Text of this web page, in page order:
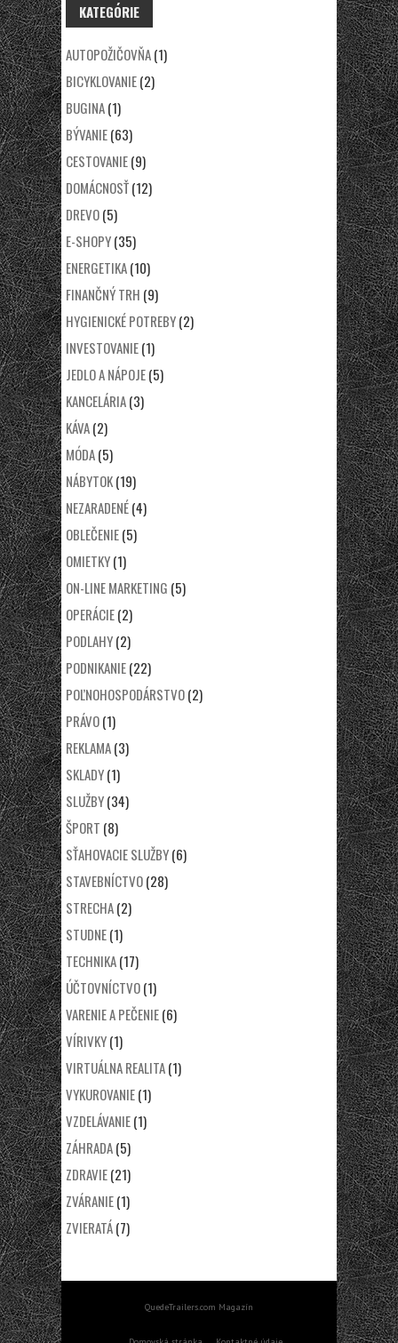
KATEGÓRIE
AUTOPOŽIČOVŇA(1)
BICYKLOVANIE(2)
BUGINA(1)
BÝVANIE(63)
CESTOVANIE(9)
DOMÁCNOSŤ(12)
DREVO(5)
E-SHOPY(35)
ENERGETIKA(10)
FINANČNÝ TRH (9)
HYGIENICKÉ POTREBY(2)
INVESTOVANIE(1)
JEDLO A NÁPOJE(5)
KANCELÁRIA(3)
KÁVA(2)
MÓDA(5)
NÁBYTOK(19)
NEZARADENÉ(4)
OBLEČENIE(5)
OMIETKY(1)
ON-LINE MARKETING (5)
OPERÁCIE(2)
PODLAHY(2)
PODNIKANIE(22)
POĽNOHOSPODÁRSTVO(2)
PRÁVO(1)
REKLAMA(3)
SKLADY(1)
SLUŽBY(34)
ŠPORT (8)
SŤAHOVACIE SLUŽBY(6)
STAVEBNÍCTVO(28)
STRECHA(2)
STUDNE(1)
TECHNIKA(17)
ÚČTOVNÍCTVO(1)
VARENIE A PEČENIE(6)
VÍRIVKY(1)
VIRTUÁLNA REALITA(1)
VYKUROVANIE(1)
VZDELÁVANIE(1)
ZÁHRADA(5)
ZDRAVIE(21)
ZVÁRANIE(1)
ZVIERATÁ(7)
QuedeTrailers.com Magazín